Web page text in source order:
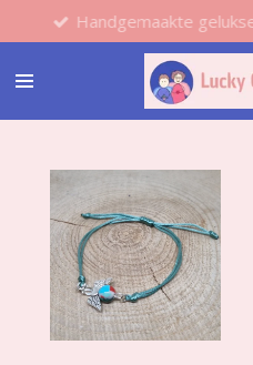
direct
naar
hoofdinhoud
Handgemaakte